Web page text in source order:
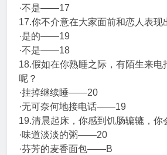
·不是——17
17.你不介意在大家面前和恋人表现
·是的——19
·不是——18
18.假如在你熟睡之际，有陌生来电
呢？
·挂掉继续睡——20
·无可奈何地接电话——19
19.清晨起床，你感到饥肠辘辘，你
·味道淡淡的粥——20
·芬芳的麦香面包——B